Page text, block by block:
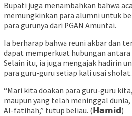
Bupati juga menambahkan bahwa
memungkinkan para alumni untuk
para gurunya dari PGAN Amuntai.
Ia berharap bahwa reuni akbar dan
dapat memperkuat hubungan antara
Selain itu, ia juga mengajak hadirin
para guru-guru setiap kali usai sholat.
“Mari kita doakan para guru-guru
maupun yang telah meninggal
Al-fatihah,” tutup beliau. (𝗛𝗮𝗺𝗶𝗱)